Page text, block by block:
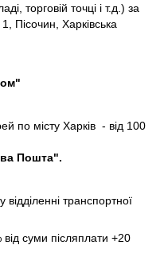
торговій точці і т.д.) за
Пісочин, Харківська
по місту Харків - від 100
Пошта".
транспортної
суми післяплати +20